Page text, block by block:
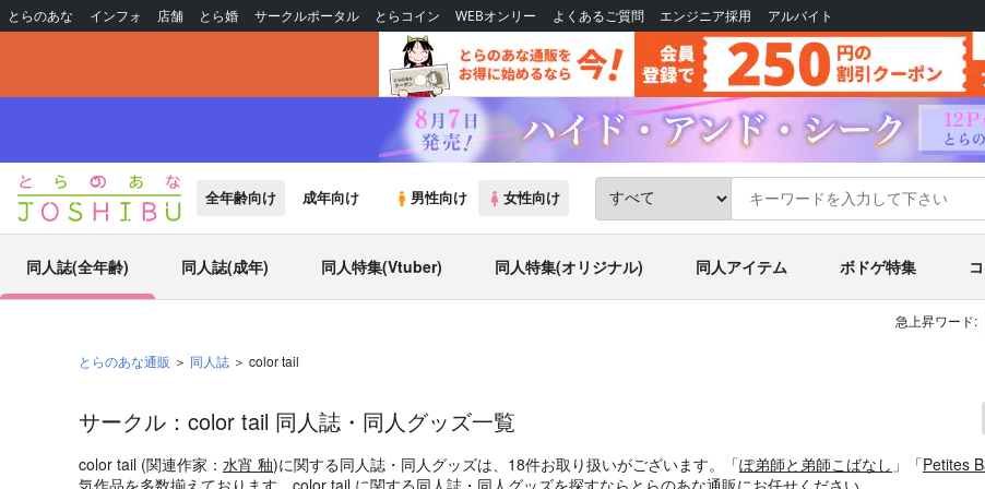
とらのあな インフォ 店舗 とら婚 サークルポータル とらコイン WEBオンリー よくあるご質問 エンジニア採用 アルバイト
全年齢向け 成年向け 男性向け 女性向け
同人誌(全年齢) 同人誌(成年) 同人特集(Vtuber) 同人特集(オリジナル) 同人アイテム ボドゲ特集
急上昇ワード:
とらのあな通販 同人誌 color tail
サークル：color tail 同人誌・同人グッズ一覧
color tail (関連作家： 水宵 釉)に関する同人誌・同人グッズは、18件お取り扱いがございます。「ぽ弟師と弟師こばなし 」「Petites
気作品を多数揃えております。color tail に関する同人誌・同人グッズを探すならとらのあな通販にお任せください。